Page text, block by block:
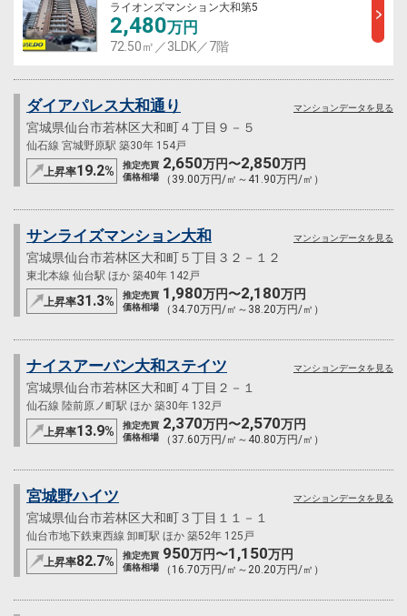
ライオンズマンション大和第5
2,480万円
72.50㎡／3LDK／7階
ダイアパレス大和通り
宮城県仙台市若林区大和町４丁目９－５
仙石線 宮城野原駅 築30年 154戸
上昇率19.2%
推定売買
価格相場
2,650万円〜2,850万円
（39.00万円/㎡～41.90万円/㎡）
マンションデータを見る
サンライズマンション大和
宮城県仙台市若林区大和町５丁目３２－１２
東北本線 仙台駅 ほか 築40年 142戸
上昇率31.3%
推定売買
価格相場
1,980万円〜2,180万円
（34.70万円/㎡～38.20万円/㎡）
マンションデータを見る
ナイスアーバン大和ステイツ
宮城県仙台市若林区大和町４丁目２－１
仙石線 陸前原ノ町駅 ほか 築30年 132戸
上昇率13.9%
推定売買
価格相場
2,370万円〜2,570万円
（37.60万円/㎡～40.80万円/㎡）
マンションデータを見る
宮城野ハイツ
宮城県仙台市若林区大和町３丁目１１－１
仙台市地下鉄東西線 卸町駅 ほか 築52年 125戸
上昇率82.7%
推定売買
価格相場
950万円〜1,150万円
（16.70万円/㎡～20.20万円/㎡）
マンションデータを見る